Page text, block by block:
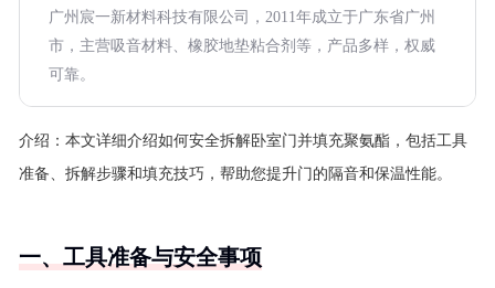
广州宸一新材料科技有限公司，2011年成立于广东省广州
市，主营吸音材料、橡胶地垫粘合剂等，产品多样，权威
可靠。
介绍： 本文详细介绍如何安全拆解卧室门并填充聚氨酯，包括工具
准备、拆解步骤和填充技巧，帮助您提升门的隔音和保温性能。
一、工具准备与安全事项